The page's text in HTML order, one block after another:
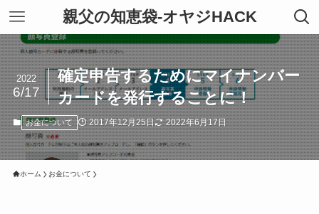
親父の知恵袋-オヤジHACK
確定申告するためにマイナンバー
カードを発行することに！
2022
6/17
お金について 2017年12月25日 2022年6月17日
ホーム お金について